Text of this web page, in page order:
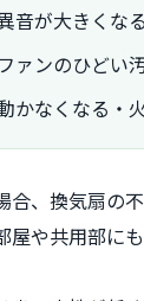
音が大きくなる
ァンのひどい
かなくなる・
合、換気扇の
屋や共用部に